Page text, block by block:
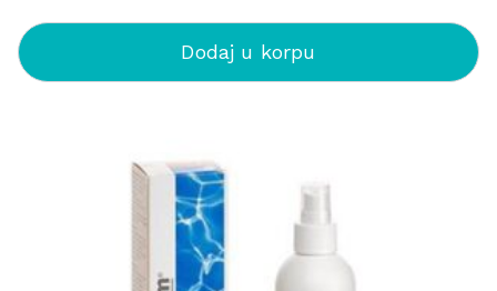
Dodaj u korpu